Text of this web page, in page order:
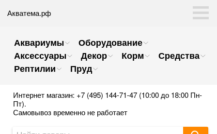
Акватема.рф
Аквариумы
Оборудование
Аксессуары
Декор Корм
Средства
Рептилии
Пруд
Интернет магазин: +7 (495) 144-71-47 (10:00 до 18:00 Пн-
Пт).
Самовывоз временно не работает